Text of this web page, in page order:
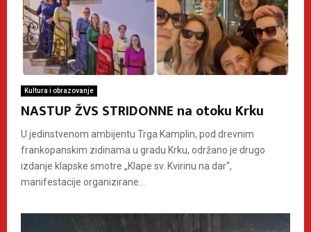
Kultura i obrazovanje
NASTUP ŽVS STRIDONNE na otoku Krku
U jedinstvenom ambijentu Trga Kamplin, pod drevnim
frankopanskim zidinama u gradu Krku, održano je drugo
izdanje klapske smotre „Klape sv. Kvirinu na dar“,
manifestacije organizirane...